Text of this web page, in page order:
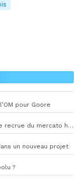
pour Goore
« Tout est étonnant », les confidences d’une recrue du mercato hivernal de l’OM
un nouveau projet
?